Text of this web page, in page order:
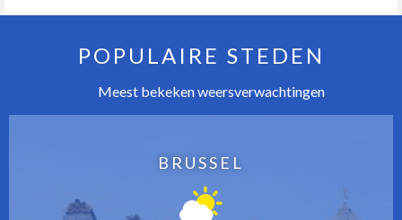
POPULAIRE STEDEN
Meest bekeken weersverwachtingen
BRUSSEL